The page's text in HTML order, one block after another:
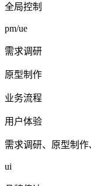
全局控制
pm/ue
需求调研
原型制作
业务流程
用户体验
需求调研、原型制
ui